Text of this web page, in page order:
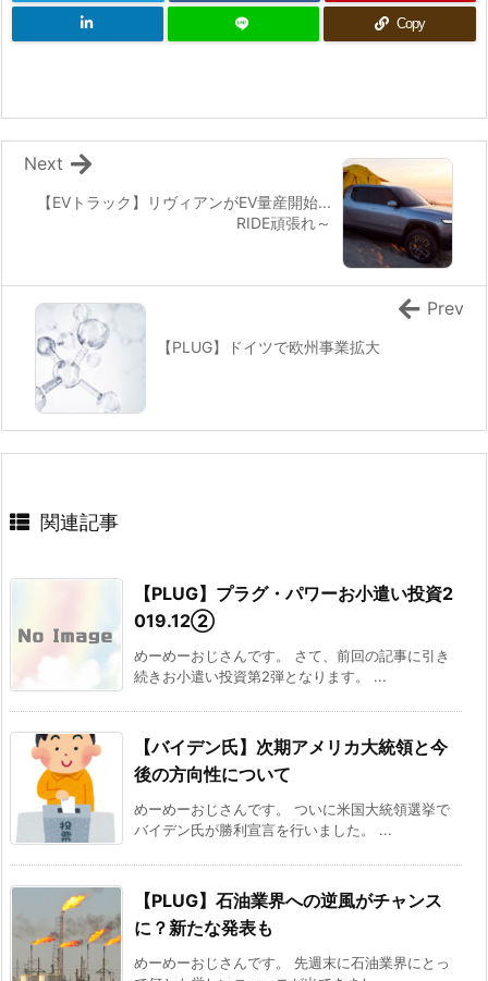
Copy
【EVトラック】リヴィアンがEV量産開始...
RIDE頑張れ～
Next
【PLUG】ドイツで欧州事業拡大
Prev
関連記事
【PLUG】プラグ・パワーお小遣い投資2
019.12②
めーめーおじさんです。 さて、前回の記事に引き
続きお小遣い投資第2弾となります。 ...
【バイデン氏】次期アメリカ大統領と今
後の方向性について
めーめーおじさんです。 ついに米国大統領選挙で
バイデン氏が勝利宣言を行いました。 ...
【PLUG】石油業界への逆風がチャンス
に？新たな発表も
めーめーおじさんです。 先週末に石油業界にとっ